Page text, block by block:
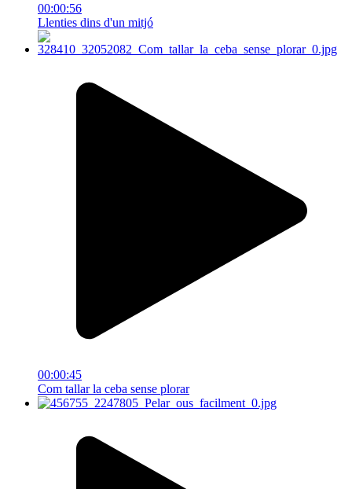
00:00:56
Llenties dins d'un mitjó
00:00:45
Com tallar la ceba sense plorar